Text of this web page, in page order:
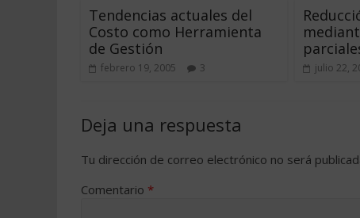
Tendencias actuales del
Costo como Herramienta
de Gestión
febrero 19, 2005 3 julio 22,
Deja una respuesta
Tu dirección de correo electrónico no será
Comentario *